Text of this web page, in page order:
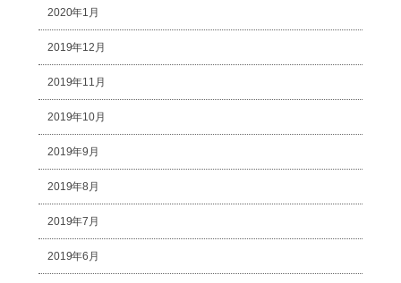
2020年1月
2019年12月
2019年11月
2019年10月
2019年9月
2019年8月
2019年7月
2019年6月